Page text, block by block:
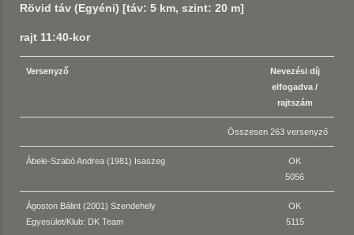
Rövid táv (Egyéni) [táv: 5 km, szint: 20 m]
rajt 11:40-kor
Versenyző
Nevezési díj
elfogadva /
rajtszám
Összesen 263 versenyző
Ábele-Szabó Andrea (1981) Isaszeg
OK
5056
Ágoston Bálint (2001) Szendehely
Egyesület/Klub: DK Team
OK
5115